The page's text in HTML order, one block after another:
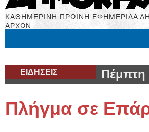
ΚΑΘΗΜΕΡΙΝΗ ΠΡΩΙΝΗ ΕΦΗΜΕΡΙΔΑ
ΑΡΧΩΝ
ΕΙΔΗΣΕΙΣ Πέμπτη
Πλήγμα σε